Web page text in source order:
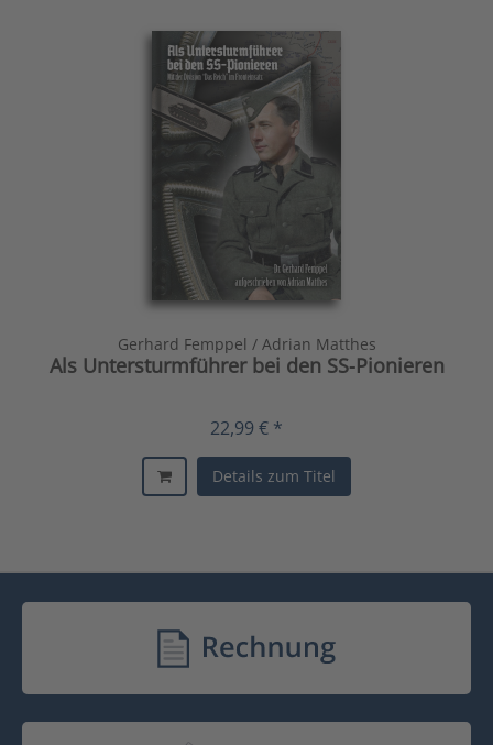
Gerhard Femppel / Adrian Matthes
Als Untersturmführer bei den SS-Pionieren
22,99 € *
Details zum Titel